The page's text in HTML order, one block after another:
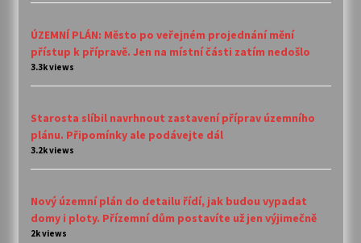
ÚZEMNÍ PLÁN: Město po veřejném projednání mění
přístup k přípravě. Jen na místní části zatím nedošlo
3.3k views
Starosta slíbil navrhnout zastavení příprav územního
plánu. Připomínky ale podávejte dál
3.2k views
Nový územní plán do detailu řídí, jak budou vypadat
domy i ploty. Přízemní dům postavíte už jen výjimečně
2k views